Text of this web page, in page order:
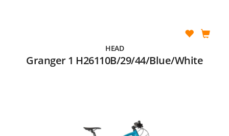
HEAD
Granger 1 H26110B/29/44/Blue/White